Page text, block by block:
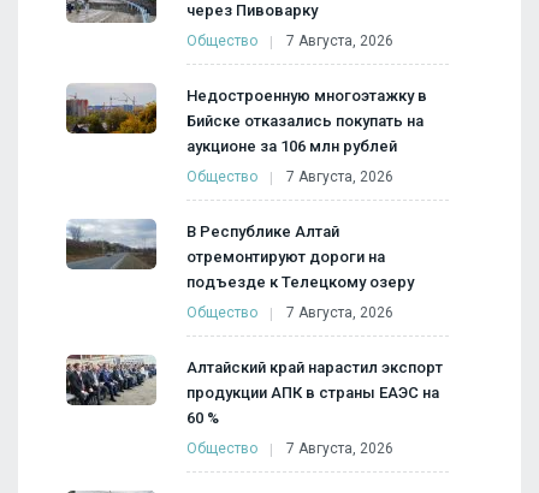
через Пивоварку
Общество 7 Августа, 2026
Недостроенную многоэтажку в
Бийске отказались покупать на
аукционе за 106 млн рублей
Общество 7 Августа, 2026
В Республике Алтай
отремонтируют дороги на
подъезде к Телецкому озеру
Общество 7 Августа, 2026
Алтайский край нарастил экспорт
продукции АПК в страны ЕАЭС на
60 %
Общество 7 Августа, 2026